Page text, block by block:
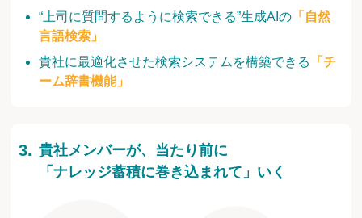
“上司に質問するように検索できる”生成AIの 「自然
言語検索」
貴社に最適化させた検索システムを構築できる
「チ
ーム辞書機能」
貴社メンバーが、当たり前に
「ナレッジ蓄積に巻き込まれて」いく